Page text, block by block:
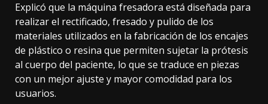
Explicó que la máquina fresadora está diseñada para
realizar el rectificado, fresado y pulido de los
materiales utilizados en la fabricación de los encajes
de plástico o resina que permiten sujetar la prótesis
al cuerpo del paciente, lo que se traduce en piezas
con un mejor ajuste y mayor comodidad para los
usuarios.